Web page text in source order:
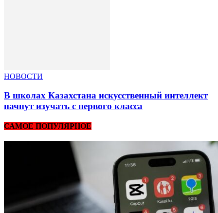
НОВОСТИ
В школах Казахстана искусственный интеллект
начнут изучать с первого класса
САМОЕ ПОПУЛЯРНОЕ